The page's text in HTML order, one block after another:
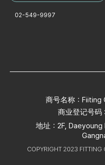
02-549-9997
商号名称：Fiiting
商业登记号
地址：2F,
COPYRIGHT 2023 FITTING